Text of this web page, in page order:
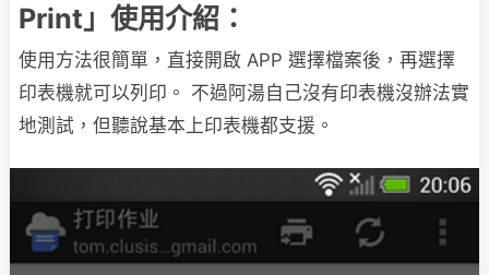
Print」使用介紹：
使用方法很簡單，直接開啟 APP 選擇檔案後，再選擇
印表機就可以列印。 不過阿湯自己沒有印表機沒辦法實
地測試，但聽說基本上印表機都支援。